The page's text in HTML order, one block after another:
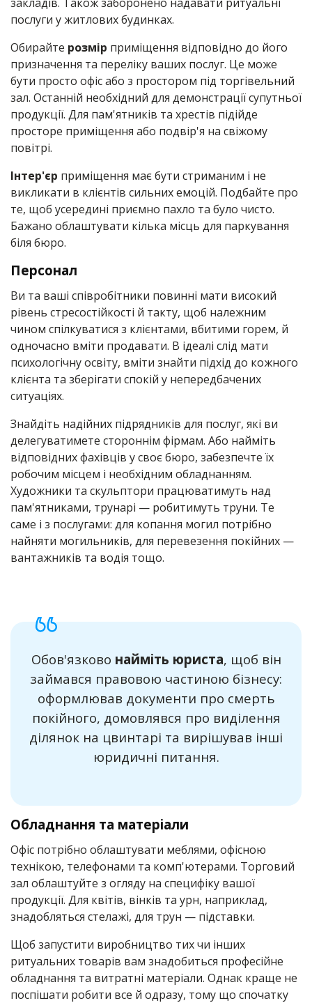
послуги у житлових будинках.
Обирайте розмір приміщення відповідно до його
призначення та переліку ваших послуг. Це може
бути просто офіс або з простором під торгівельний
зал. Останній необхідний для демонстрації супутньої
продукції. Для пам'ятників та хрестів підійде
просторе приміщення або подвір'я на свіжому
повітрі.
Інтер'єр приміщення має бути стриманим і не
викликати в клієнтів сильних емоцій. Подбайте про
те, щоб усередині приємно пахло та було чисто.
Бажано облаштувати кілька місць для паркування
біля бюро.
Персонал
Ви та ваші співробітники повинні мати високий
рівень стресостійкості й такту, щоб належним
чином спілкуватися з клієнтами, вбитими горем, й
одночасно вміти продавати. В ідеалі слід мати
психологічну освіту, вміти знайти підхід до кожного
клієнта та зберігати спокій у непередбачених
ситуаціях.
Знайдіть надійних підрядників для послуг, які ви
делегуватимете стороннім фірмам. Або найміть
відповідних фахівців у своє бюро, забезпечте їх
робочим місцем і необхідним обладнанням.
Художники та скульптори працюватимуть над
пам'ятниками, трунарі — робитимуть труни. Те
саме і з послугами: для копання могил потрібно
найняти могильників, для перевезення покійних —
вантажників та водія тощо.
Обов'язково найміть юриста, щоб він
займався правовою частиною бізнесу:
оформлював документи про смерть
покійного, домовлявся про виділення
ділянок на цвинтарі та вирішував інші
юридичні питання.
Обладнання та матеріали
Офіс потрібно облаштувати меблями, офісною
технікою, телефонами та комп'ютерами. Торговий
зал облаштуйте з огляду на специфіку вашої
продукції. Для квітів, вінків та урн, наприклад,
знадобляться стелажі, для трун — підставки.
Щоб запустити виробництво тих чи інших
ритуальних товарів вам знадобиться професійне
обладнання та витратні матеріали. Однак краще не
поспішати робити все й одразу, тому що спочатку